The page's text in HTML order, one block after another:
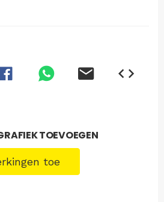
TOEVOEGEN
toe